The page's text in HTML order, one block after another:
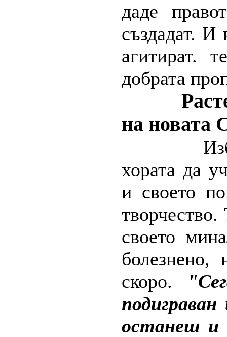
даде
създадат. И
агитират.
добрата
на новата
хората да
и своето
творчество.
своето
болезнено,
скоро.
останеш и